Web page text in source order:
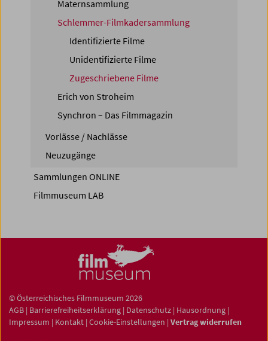
Maternsammlung
Schlemmer-Filmkadersammlung
Identifizierte Filme
Unidentifizierte Filme
Zugeschriebene Filme
Erich von Stroheim
Synchron – Das Filmmagazin
Vorlässe / Nachlässe
Neuzugänge
Sammlungen ONLINE
Filmmuseum LAB
© Österreichisches Filmmuseum 2026
AGB | Barrierefreiheitserklärung | Datenschutz | Hausordnung |
Impressum | Kontakt | Cookie-Einstellungen | Vertrag widerrufen